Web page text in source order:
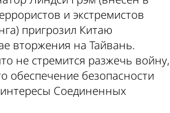
и экстремистов
пригрозил Китаю
вторжения на Тайвань.
не стремится разжечь войну,
обеспечение безопасности
Соединенных